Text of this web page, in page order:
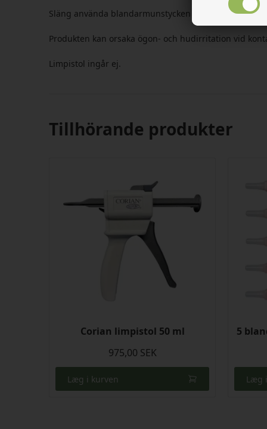
Släng använda blandarmunstycken och öppnat lim,
Produkten kan orsaka ögon- och hudirritation vid
Limpistol ingår ej.
Tillhörande produkter
Corian limpistol 50 ml
975,00 SEK
Læg i kurven
5
Læg